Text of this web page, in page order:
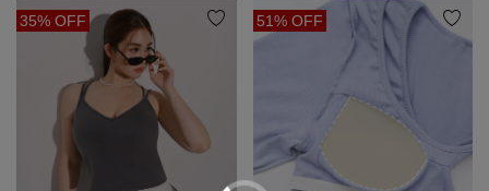
35% OFF 51% OFF